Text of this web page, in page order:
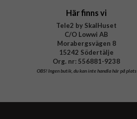
Här finns vi
Tele2 by SkalHuset
C/O Lowwi AB
Morabergsvägen 8
15242 Södertälje
Org. nr: 556881-9238
OBS!Ingen butik, du kan inte handla här på plats